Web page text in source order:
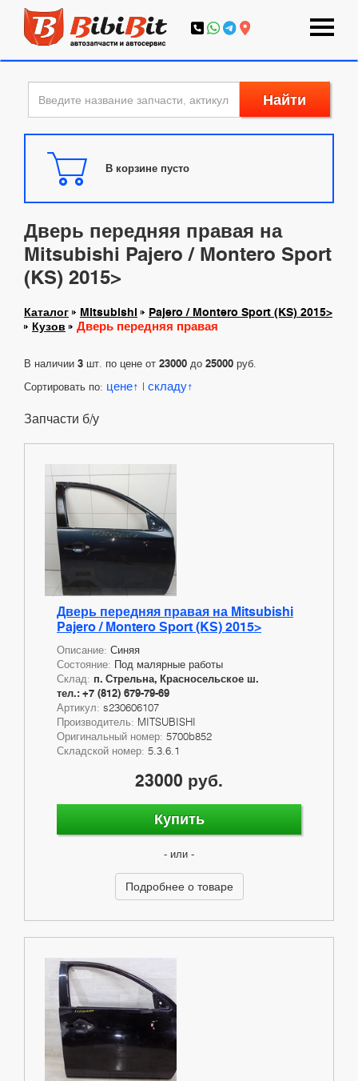
Найти
В корзине пусто
Дверь передняя правая на
Mitsubishi Pajero / Montero Sport
(KS) 2015>
Каталог Mitsubishi
Pajero / Montero Sport (KS) 2015>
Кузов
Дверь передняя правая
В наличии 3 шт. по цене от 23000 до 25000 руб.
Сортировать по: цене | складу
Запчасти б/у
Дверь передняя правая на Mitsubishi
Pajero / Montero Sport (KS) 2015>
Описание: Синяя
Состояние: Под малярные работы
Склад: п. Стрельна, Красносельское ш.
тел.: +7 (812) 679-79-69
Артикул: s230606107
Производитель: MITSUBISHI
Оригинальный номер: 5700b852
Складской номер: 5.3.6.1
23000 руб.
Купить
- или -
Подробнее о товаре